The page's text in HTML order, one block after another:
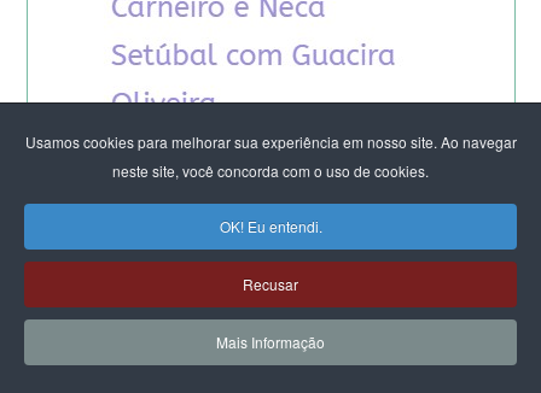
Usamos cookies para melhorar sua experiência em nosso site. Ao navegar
neste site, você concorda com o uso de cookies.
OK! Eu entendi.
Recusar
Mais Informação